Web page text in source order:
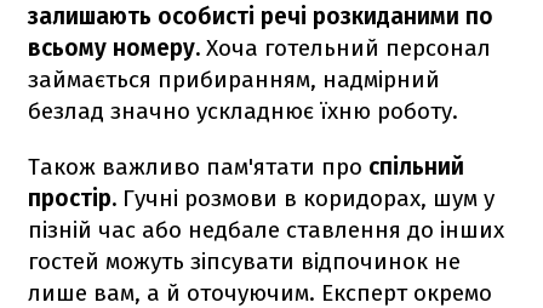
залишають особисті речі розкиданими по
всьому номеру. Хоча готельний персонал
займається прибиранням, надмірний
безлад значно ускладнює їхню роботу.
Також важливо пам'ятати про спільний
простір. Гучні розмови в коридорах, шум у
пізній час або недбале ставлення до інших
гостей можуть зіпсувати відпочинок не
лише вам, а й оточуючим. Експерт окремо